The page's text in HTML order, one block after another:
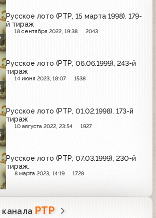
Русское лото (РТР, 15 марта 1998). 179-
й тираж
18 сентября 2022, 19:38 2043
Русское лото (РТР, 06.06.1999), 243-й
тираж
14 июня 2023, 18:07 1538
Русское лото (РТР, 01.02.1998). 173-й
тираж
10 августа 2022, 23:54 1927
Русское лото (РТР, 07.03.1999), 230-й
тираж.
8 марта 2023, 14:19 1728
канала РТР